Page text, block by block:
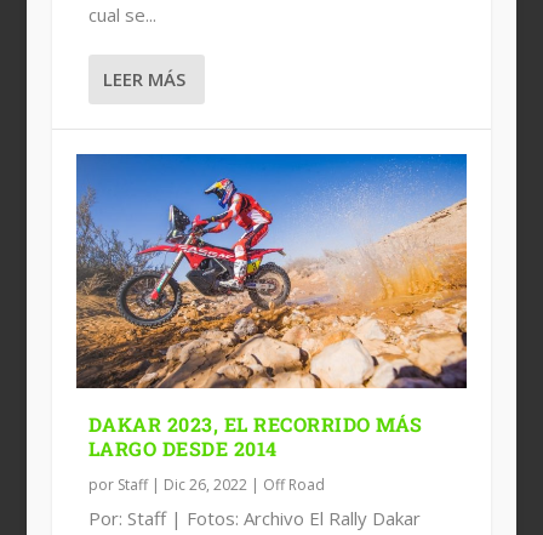
cual se...
LEER MÁS
DAKAR 2023, EL RECORRIDO MÁS
LARGO DESDE 2014
por Staff| Dic 26, 2022| Off Road
Por: Staff | Fotos: Archivo El Rally Dakar